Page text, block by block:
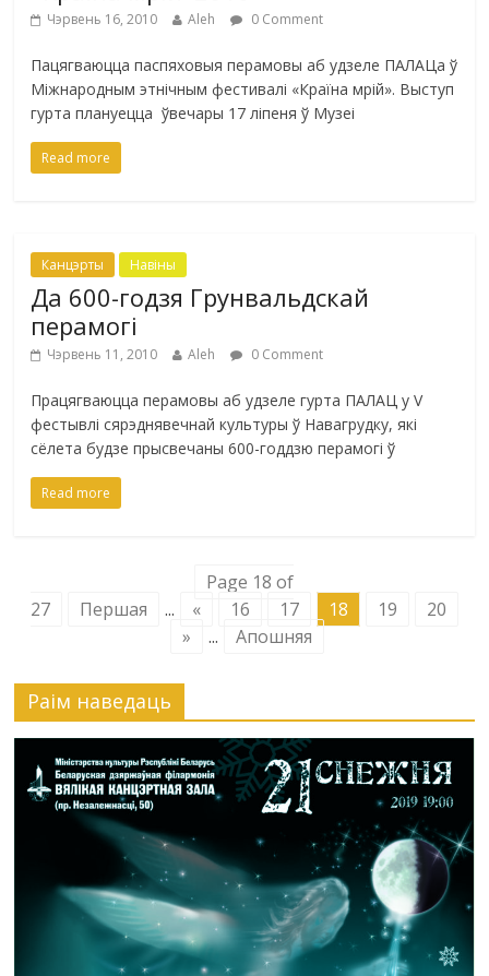
Чэрвень 16, 2010 Aleh 0 Comment
Пацягваюцца паспяховыя перамовы аб удзеле ПАЛАЦа ў
Міжнародным этнічным фестивалі «Країна мрій». Выступ
гурта плануецца ўвечары 17 ліпеня ў Музеі
Read more
Канцэрты Навіны
Да 600-годзя Грунвальдскай
перамогі
Чэрвень 11, 2010 Aleh 0 Comment
Працягваюцца перамовы аб удзеле гурта ПАЛАЦ у V
фестывлі сярэднявечнай культуры ў Навагрудку, які
сёлета будзе прысвечаны 600-годдзю перамогі ў
Read more
Page 18 of
27
Першая ... « 16 17 18 19
20
»
... Апошняя
Раiм наведаць